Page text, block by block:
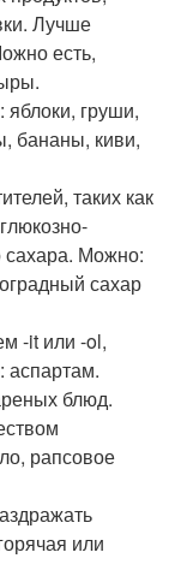
Лучше
есть,
яблоки, груши,
бананы, киви,
таких как
сахара. Можно:
сахар
-it или -ol,
аспартам.
блюд.
рапсовое
или